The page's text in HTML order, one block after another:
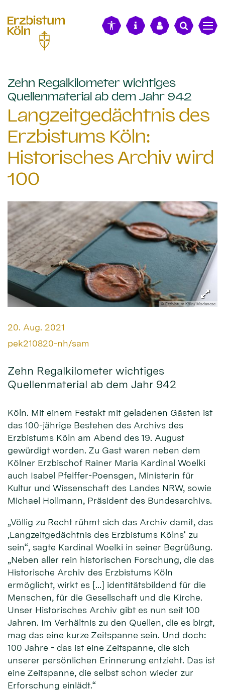
Zehn Regalkilometer wichtiges
Quellenmaterial ab dem Jahr 942
Langzeitgedächtnis des
Erzbistums Köln:
Historisches Archiv wird
100
© Erzbistum Köln/ Modanese
Datum:
20. Aug. 2021
Von:
pek210820-nh/sam
Zehn Regalkilometer wichtiges
Quellenmaterial ab dem Jahr 942
Köln. Mit einem Festakt mit geladenen Gästen ist
das 100-jährige Bestehen des Archivs des
Erzbistums Köln am Abend des 19. August
gewürdigt worden. Zu Gast waren neben dem
Kölner Erzbischof Rainer Maria Kardinal Woelki
auch Isabel Pfeiffer-Poensgen, Ministerin für
Kultur und Wissenschaft des Landes NRW, sowie
Michael Hollmann, Präsident des Bundesarchivs.
„Völlig zu Recht rühmt sich das Archiv damit, das
‚Langzeitgedächtnis des Erzbistums Kölns‘ zu
sein“, sagte Kardinal Woelki in seiner Begrüßung.
„Neben aller rein historischen Forschung, die das
Historische Archiv des Erzbistums Köln
ermöglicht, wirkt es […] identitätsbildend für die
Menschen, für die Gesellschaft und die Kirche.
Unser Historisches Archiv gibt es nun seit 100
Jahren. Im Verhältnis zu den Quellen, die es birgt,
mag das eine kurze Zeitspanne sein. Und doch:
100 Jahre - das ist eine Zeitspanne, die sich
unserer persönlichen Erinnerung entzieht. Das ist
eine Zeitspanne, die selbst schon wieder zur
Erforschung einlädt.“